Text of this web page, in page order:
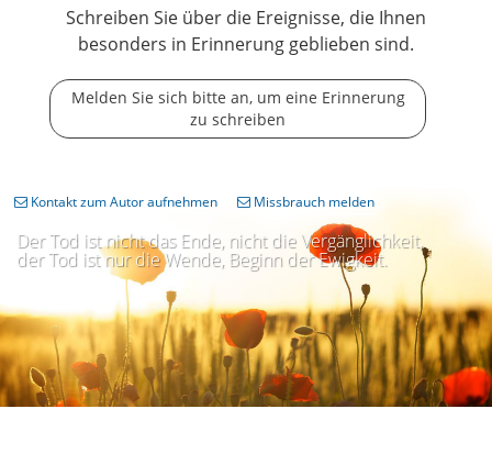
Schreiben Sie über die Ereignisse, die Ihnen
besonders in Erinnerung geblieben sind.
Melden Sie sich bitte an, um eine Erinnerung
zu schreiben
Der Tod ist nicht das Ende, nicht die Vergänglichkeit,
der Tod ist nur die Wende, Beginn der Ewigkeit.
Kontakt zum Autor aufnehmen Missbrauch melden